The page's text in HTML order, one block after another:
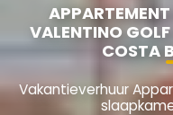
VALENTINO
COSTA
Vakantieverhuur